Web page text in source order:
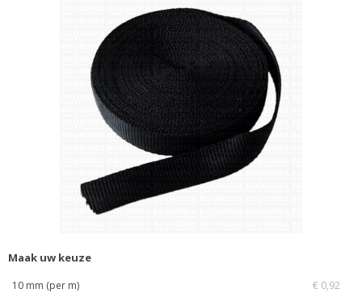
Maak uw keuze
10 mm (per m) € 0,92